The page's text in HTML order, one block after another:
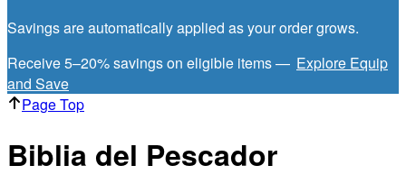
Savings are automatically applied as your order grows.
Receive 5–20% savings on eligible items — Explore Equip
and Save
Page Top
Biblia del Pescador